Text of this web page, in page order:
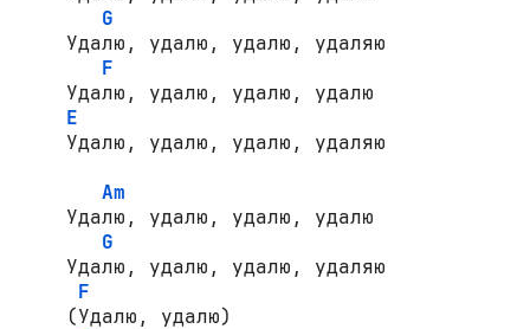
G
    Удалю, удалю, удалю, удаляю
F
    Удалю, удалю, удалю, удалю
E
    Удалю, удалю, удалю, удаляю
Am
    Удалю, удалю, удалю, удалю
G
    Удалю, удалю, удалю, удаляю
F
    (Удалю, удалю)